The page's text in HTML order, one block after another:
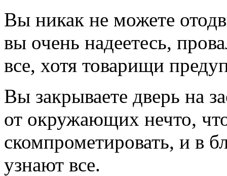
Вы никак не можете
вы очень надеетесь,
все, хотя товарищи
Вы закрываете дверь на
от окружающих нечто,
скомпрометировать, и в
узнают все.